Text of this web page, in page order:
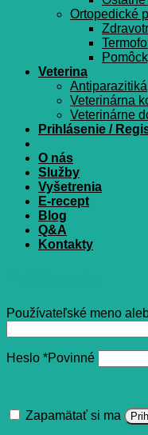
Ortopedické
Veterina
Antiparazitiká
Veterinárna
Veterinárne
Prihlásenie /
O nás
Služby
Vyšetrenia
E-recept
Blog
Q&A
Kontakty
Používateľské meno
Heslo *Povinné
Zapamätať si ma